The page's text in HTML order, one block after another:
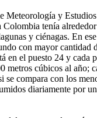
Meteorología y
Colombia tenía
y ciénagas. En
con mayor cantidad
en el puesto 24 y cada
metros cúbicos al año;
se compara con los
diariamente por